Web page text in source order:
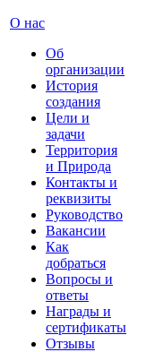
О нас
Об
организации
История
создания
Цели и
задачи
Территория
и Природа
Контакты и
реквизиты
Руководство
Вакансии
Как
добраться
Вопросы и
ответы
Награды и
сертификаты
Отзывы